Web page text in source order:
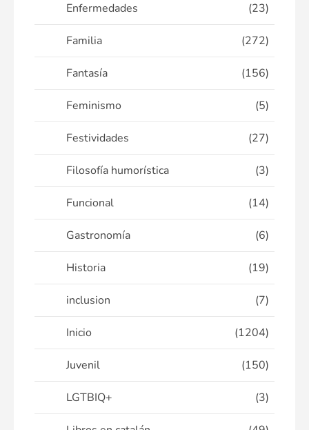
Enfermedades (23)
Familia (272)
Fantasía (156)
Feminismo (5)
Festividades (27)
Filosofía humorística (3)
Funcional (14)
Gastronomía (6)
Historia (19)
inclusion (7)
Inicio (1204)
Juvenil (150)
LGTBIQ+ (3)